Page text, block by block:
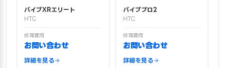
バイブXRエリート
HTC
修理費用
お問い合わせ
詳細を見る
バイブプロ2
HTC
修理費用
お問い合わせ
詳細を見る